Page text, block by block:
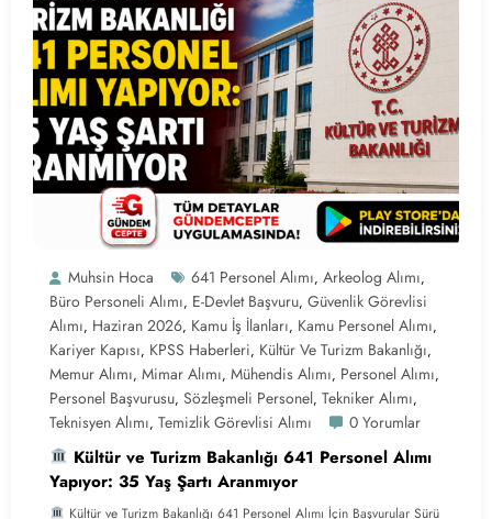
Muhsin Hoca 641 Personel Alımı, Arkeolog Alımı,
Büro Personeli Alımı, E-Devlet Başvuru, Güvenlik Görevlisi
Alımı, Haziran 2026, Kamu İş İlanları, Kamu Personel Alımı,
Kariyer Kapısı, KPSS Haberleri, Kültür Ve Turizm Bakanlığı,
Memur Alımı, Mimar Alımı, Mühendis Alımı, Personel Alımı,
Personel Başvurusu, Sözleşmeli Personel, Tekniker Alımı,
Teknisyen Alımı, Temizlik Görevlisi Alımı 0 Yorumlar
Kültür ve Turizm Bakanlığı 641 Personel Alımı
Yapıyor: 35 Yaş Şartı Aranmıyor
Kültür ve Turizm Bakanlığı 641 Personel Alımı İçin Başvurular Sürü